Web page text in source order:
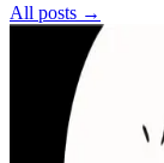
All posts →